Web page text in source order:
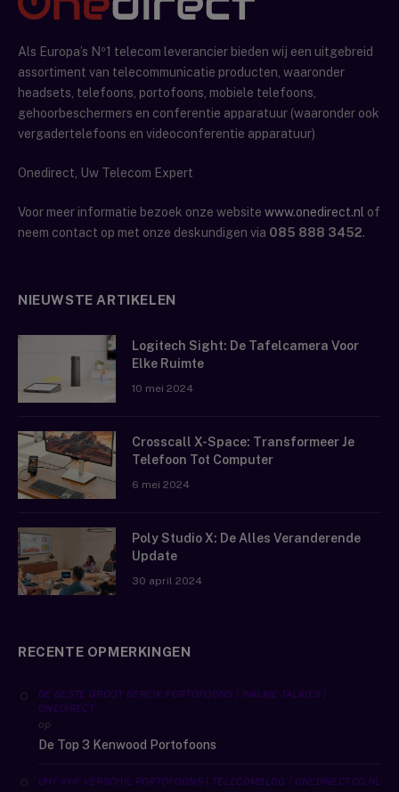
Als Europa’s Nº1 telecom leverancier bieden wij een uitgebreid
assortiment van telecommunicatie producten, waaronder
headsets, telefoons, portofoons, mobiele telefoons,
gehoorbeschermers en conferentie apparatuur (waaronder ook
vergadertelefoons en videoconferentie apparatuur)
Onedirect, Uw Telecom Expert
Voor meer informatie bezoek onze website www.onedirect.nl of
neem contact op met onze deskundigen via 085 888 3452.
NIEUWSTE ARTIKELEN
Logitech Sight: De Tafelcamera Voor
Elke Ruimte
10 mei 2024
Crosscall X-Space: Transformeer Je
Telefoon Tot Computer
6 mei 2024
Poly Studio X: De Alles Veranderende
Update
30 april 2024
RECENTE OPMERKINGEN
DE BESTE GROOT BEREIK PORTOFOONS | WALKIE TALKIES |
ONEDIRECT
op
De Top 3 Kenwood Portofoons
UHF VHF VERSCHIL PORTOFOONS | TELECOMBLOG | ONEDIRECT.CO.NL